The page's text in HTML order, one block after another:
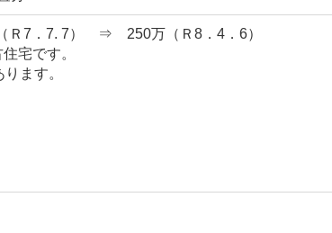
Ｒ7．7. 7） ⇒ 250万（Ｒ8．4．6）
宅です。
ます。